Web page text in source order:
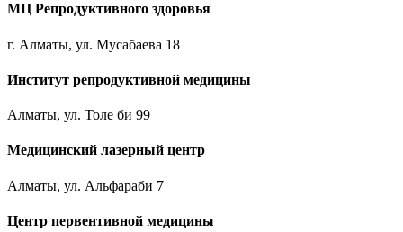
МЦ Репродуктивного здоровья
г. Алматы, ул. Мусабаева 18
Институт репродуктивной медицины
Алматы, ул. Толе би 99
Медицинский лазерный центр
Алматы, ул. Альфараби 7
Центр первентивной медицины